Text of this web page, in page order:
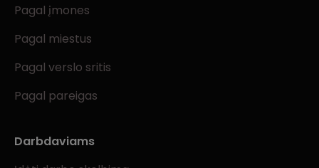
Pagal įmones
Pagal miestus
Pagal verslo sritis
Pagal pareigas
Darbdaviams